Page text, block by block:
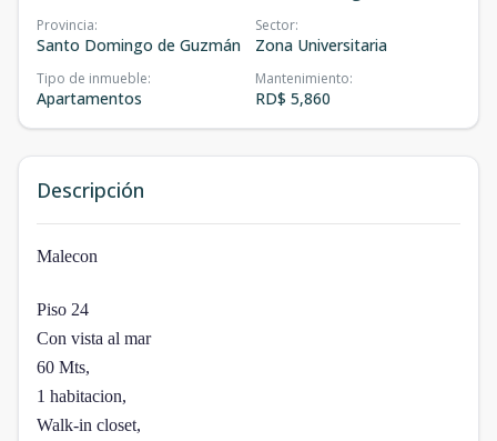
Provincia:
Santo Domingo de Guzmán
Sector:
Zona Universitaria
Tipo de inmueble:
Apartamentos
Mantenimiento:
RD$ 5,860
Descripción
Malecon
Piso 24
Con vista al mar
60 Mts,
1 habitacion,
Walk-in closet,